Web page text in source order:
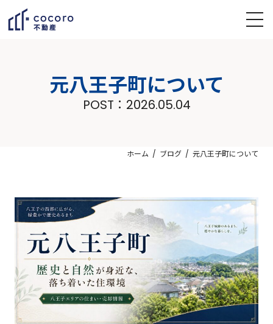
元八王子町について
POST： 2026.05.04
ホーム ブログ 元八王子町について